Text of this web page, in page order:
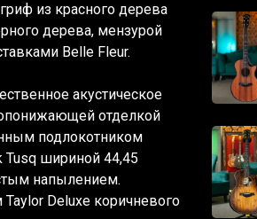
из красного дерева
дерева, мензурой
Belle Fleur.
акустическое
отделкой
подлокотником
шириной 44,45
напылением.
Deluxe коричневого